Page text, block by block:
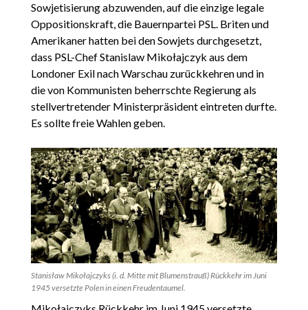
Sowjetisierung abzuwenden, auf die einzige legale
Oppositionskraft, die Bauernpartei PSL. Briten und
Amerikaner hatten bei den Sowjets durchgesetzt,
dass PSL-Chef Stanislaw Mikołajczyk aus dem
Londoner Exil nach Warschau zurückkehren und in
die von Kommunisten beherrschte Regierung als
stellvertretender Ministerpräsident eintreten durfte.
Es sollte freie Wahlen geben.
Stanisław Mikołajczyks (i. d. Mitte mit Blumenstrauß) Rückkehr im Juni
1945 versetzte Polen in einen Freudentaumel.